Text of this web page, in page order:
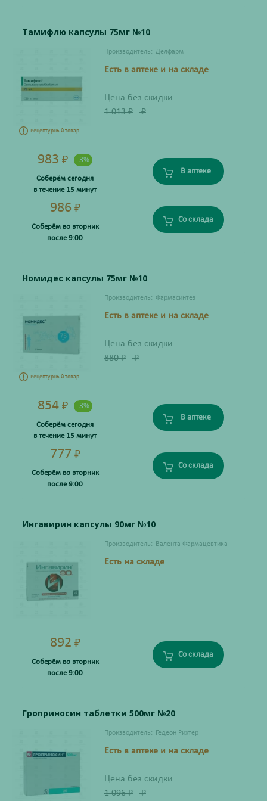
Тамифлю капсулы 75мг №10
Рецептурный товар
Производитель: Делфарм
Есть в аптеке и на складе
Цена без скидки
1 013₽ ₽
983 ₽ -3%
Соберём сегодня
в течение 15 минут
В аптеке
986 ₽
Соберём во вторник
после 9:00
Со склада
Номидес капсулы 75мг №10
Рецептурный товар
Производитель: Фармасинтез
Есть в аптеке и на складе
Цена без скидки
880₽ ₽
854 ₽ -3%
Соберём сегодня
в течение 15 минут
В аптеке
777 ₽
Соберём во вторник
после 9:00
Со склада
Ингавирин капсулы 90мг №10
Производитель: Валента Фармацевтика
Есть на складе
892 ₽
Соберём во вторник
после 9:00
Со склада
Гроприносин таблетки 500мг №20
Производитель: Гедеон Рихтер
Есть в аптеке и на складе
Цена без скидки
1 096₽ ₽